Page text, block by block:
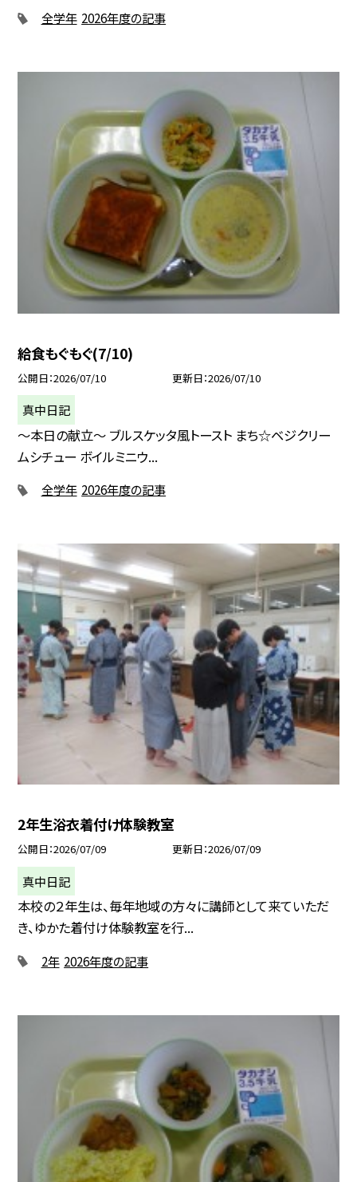
全学年 2026年度の記事
給食もぐもぐ(7/10)
公開日 2026/07/10 更新日 2026/07/10
真中日記
〜本日の献立〜 ブルスケッタ風トースト まち☆ベジクリー
ムシチュー ボイルミニウ...
全学年 2026年度の記事
2年生浴衣着付け体験教室
公開日 2026/07/09 更新日 2026/07/09
真中日記
本校の２年生は、毎年地域の方々に講師として来ていただ
き、ゆかた着付け体験教室を行...
2年 2026年度の記事